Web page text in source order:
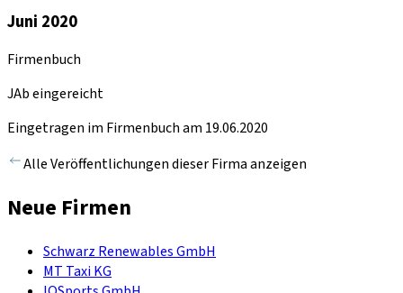
Juni 2020
Firmenbuch
JAb eingereicht
Eingetragen im Firmenbuch am 19.06.2020
Alle Veröffentlichungen dieser Firma anzeigen
Neue Firmen
Schwarz Renewables GmbH
MT Taxi KG